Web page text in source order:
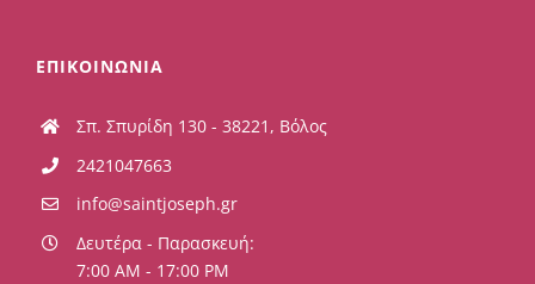
ΕΠΙΚΟΙΝΩΝΙΑ
Σπ. Σπυρίδη 130 - 38221, Βόλος
2421047663
info@saintjoseph.gr
Δευτέρα - Παρασκευή:
7:00 AM - 17:00 PM